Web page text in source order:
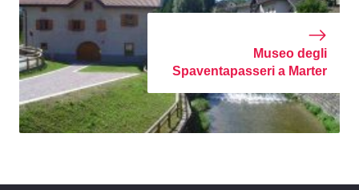
Museo degli
Spaventapasseri a Marter